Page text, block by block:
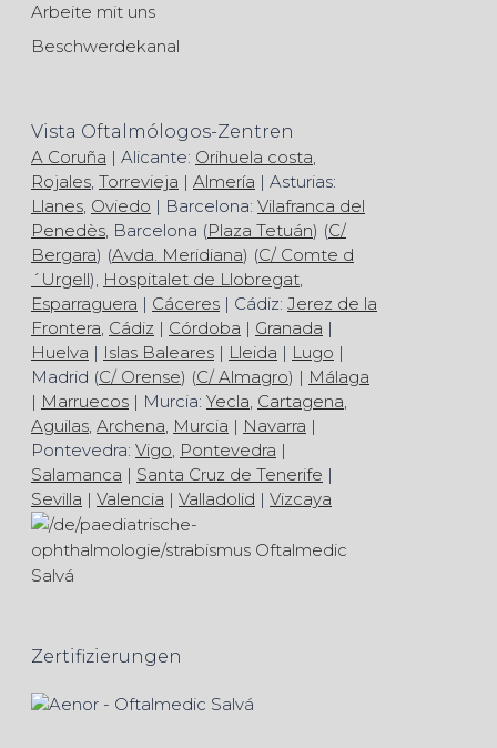
Arbeite mit uns
Beschwerdekanal
Vista Oftalmólogos-Zentren
A Coruña | Alicante: Orihuela costa,
Rojales, Torrevieja | Almería | Asturias:
Llanes, Oviedo | Barcelona: Vilafranca del
Penedès, Barcelona (Plaza Tetuán) (C/
Bergara) (Avda. Meridiana) (C/ Comte d
´Urgell), Hospitalet de Llobregat,
Esparraguera | Cáceres | Cádiz: Jerez de la
Frontera, Cádiz | Córdoba | Granada |
Huelva | Islas Baleares | Lleida | Lugo |
Madrid (C/ Orense) (C/ Almagro) | Málaga
| Marruecos | Murcia: Yecla, Cartagena,
Aguilas, Archena, Murcia | Navarra |
Pontevedra: Vigo, Pontevedra |
Salamanca | Santa Cruz de Tenerife |
Sevilla | Valencia | Valladolid | Vizcaya
Zertifizierungen